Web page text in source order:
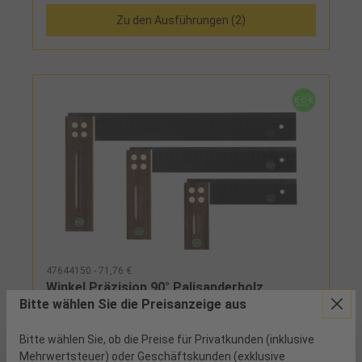
Zu den Ausführungen (2)
47644150 - 71,76 €
Winkel Präzision 90° Palisanderholz
L150x115mm
6 verfügbar
Bitte wählen Sie die Preisanzeige aus
Bitte wählen Sie, ob die Preise für Privatkunden (inklusive
Mehrwertsteuer) oder Geschäftskunden (exklusive